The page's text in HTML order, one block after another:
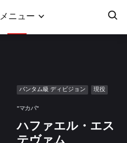
メニュー
バンタム級 ディビジョン 現役
"マカパ"
ハファエル・エス